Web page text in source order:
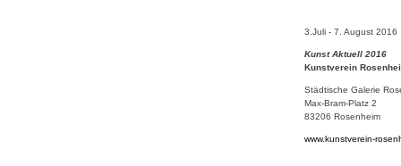
3.Juli - 7. August 2016
Kunst Aktuell 2016
Kunstverein
Städtische Galerie
Max-Bram-Platz 2
83206 Rosenheim
www.kunstverein-